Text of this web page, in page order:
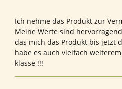
Ich nehme das Produkt zur
Meine Werte sind
das mich das Produkt bis jetzt
habe es auch vielfach
klasse !!!